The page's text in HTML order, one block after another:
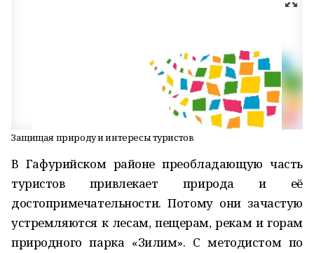
Защищая природу и интересы туристов
В Гафурийском районе преобладающую часть
туристов привлекает природа и её
достопримечательности. Потому они зачастую
устремляются к лесам, пещерам, рекам и горам
природного парка «Зилим». С методистом по